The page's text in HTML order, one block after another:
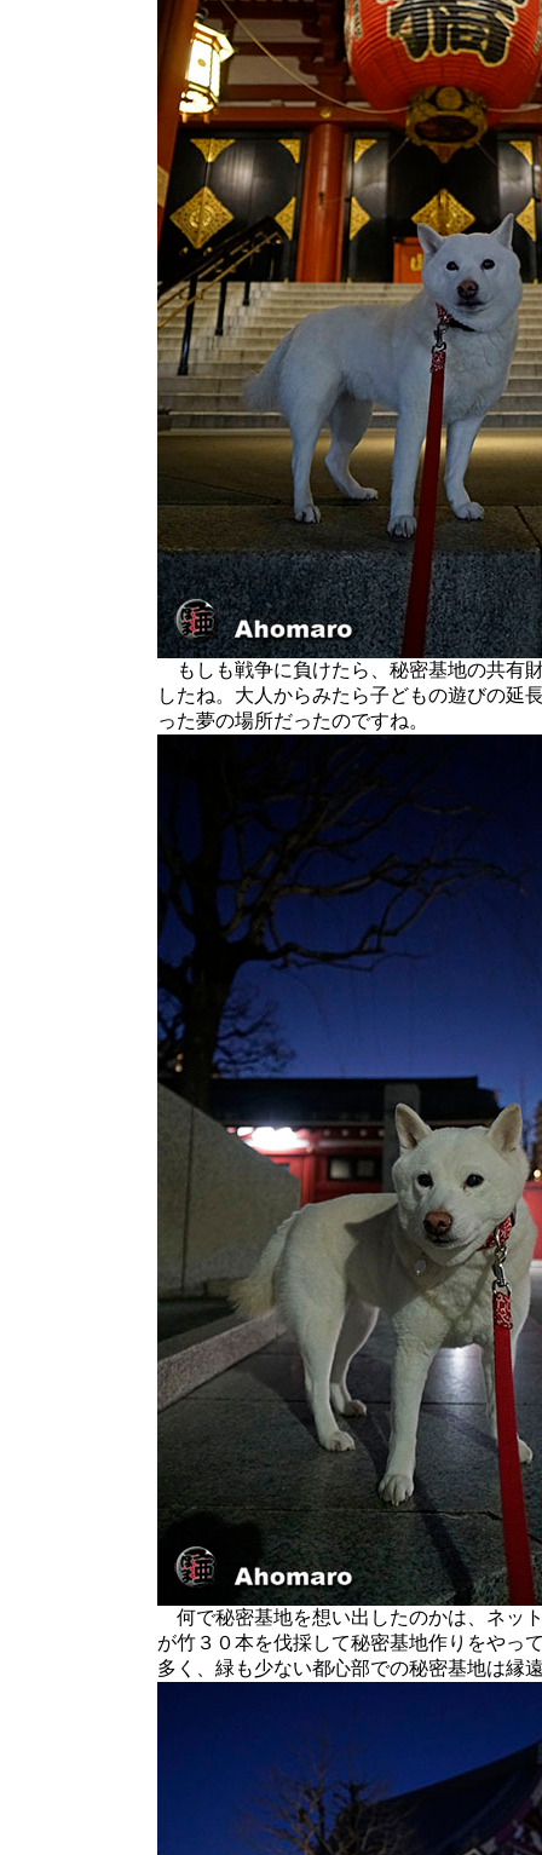
もしも戦争に負けたら、秘密基地の共有
したね。大人からみたら子どもの遊びの延
った夢の場所だったのですね。
何で秘密基地を想い出したのかは、ネッ
が竹３０本を伐採して秘密基地作りをやっ
多く、緑も少ない都心部での秘密基地は縁